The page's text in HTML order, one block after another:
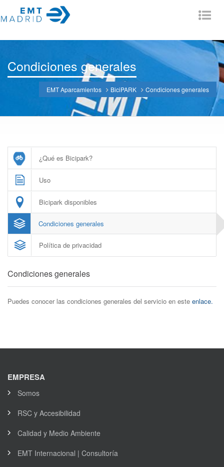
Condiciones generales
EMT Aparcamientos BiciPARK Condiciones generales
¿Qué es Bicipark?
Uso
Bicipark disponibles
Condiciones generales
Política de privacidad
Condiciones generales
Puedes conocer las condiciones generales del servicio en este enlace.
EMPRESA
Somos
RSC y Accesibilidad
Calidad y Medio Ambiente
EMT Internacional | Consultoría